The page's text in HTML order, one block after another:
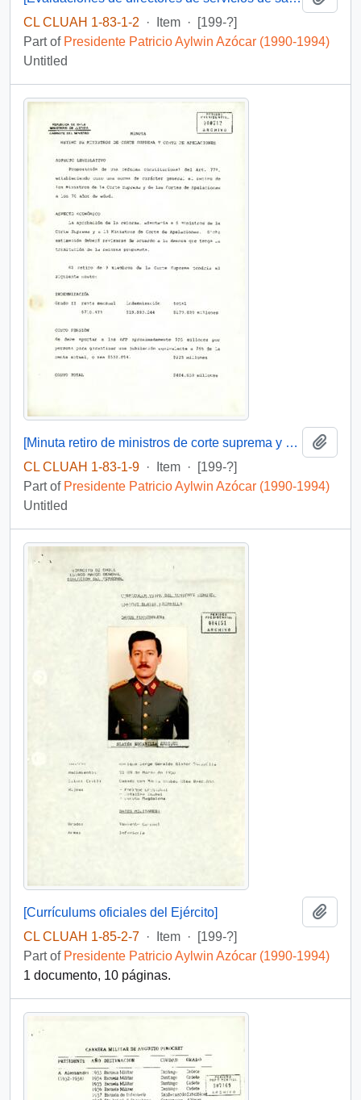
CL CLUAH 1-83-1-2
· Item ·
[199-?]
Part of Presidente Patricio Aylwin Azócar (1990-1994)
Untitled
[Minuta retiro de ministros de corte suprema y corte de apelaciones]
CL CLUAH 1-83-1-9 · Item ·
[199-?]
Part of Presidente Patricio Aylwin Azócar (1990-1994)
Untitled
[Currículums oficiales del Ejército]
CL CLUAH 1-85-2-7 · Item ·
[199-?]
Part of Presidente Patricio Aylwin Azócar (1990-1994)
1 documento, 10 páginas.